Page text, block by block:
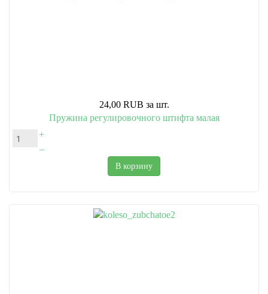
24,00 RUB за шт.
Пружина регулировочного штифта малая
+
–
В корзину